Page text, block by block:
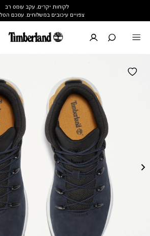
לקוחות יקרים, עקב עומס רב
צפויים עיכובים במשלוחים. עמכם